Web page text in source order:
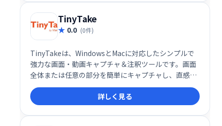
TinyTake
0.0 (0件)
TinyTakeは、WindowsとMacに対応したシンプルで
強力な画面・動画キャプチャ＆注釈ツールです。画面
全体または任意の部分を簡単にキャプチャし、直感的
な編集機能で注釈を追加できます。高度なエディタは
不要、時間を節約し、効率的に作業を進められます。
迅速な共有機能も備え、スムーズなコミュニケーショ
ンを支援します。
詳しく見る